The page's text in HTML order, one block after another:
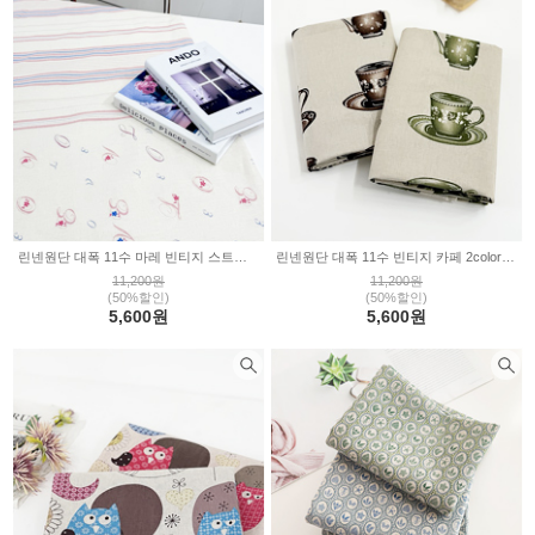
린넨원단 대폭 11수 마레 빈티지 스트라이프 WS1398
11,200원
(50%할인)
5,600원
린넨원단 대폭 11수 빈티지 카페 2color WS1395
11,200원
(50%할인)
5,600원